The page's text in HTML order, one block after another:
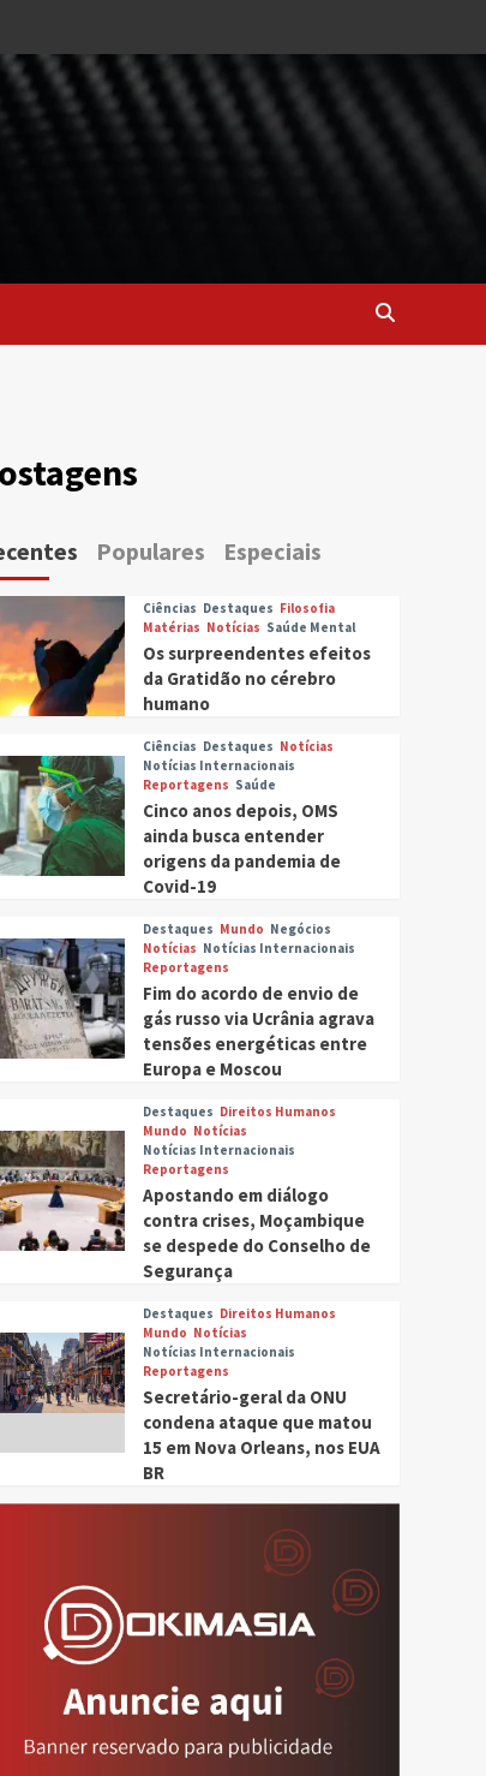
Populares Especiais
Ciências Destaques Filosofia
Matérias Notícias Saúde Mental
Os surpreendentes efeitos
da Gratidão no cérebro
humano
Ciências Destaques Notícias
Notícias Internacionais
Reportagens Saúde
Cinco anos depois, OMS
ainda busca entender
origens da pandemia de
Covid-19
Destaques Mundo Negócios
Notícias Notícias Internacionais
Reportagens
Fim do acordo de envio de
gás russo via Ucrânia agrava
tensões energéticas entre
Europa e Moscou
Destaques Direitos Humanos
Mundo Notícias
Notícias Internacionais
Reportagens
Apostando em diálogo
contra crises, Moçambique
se despede do Conselho de
Segurança
Destaques Direitos Humanos
Mundo Notícias
Notícias Internacionais
Reportagens
Secretário-geral da ONU
condena ataque que matou
15 em Nova Orleans, nos EUA
BR